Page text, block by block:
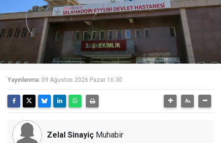
Yayınlanma: 09 Ağustos 2026 Pazar 16:30
Zelal Sinayiç Muhabir